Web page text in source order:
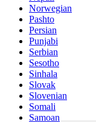
Norwegian
Pashto
Persian
Punjabi
Serbian
Sesotho
Sinhala
Slovak
Slovenian
Somali
Samoan